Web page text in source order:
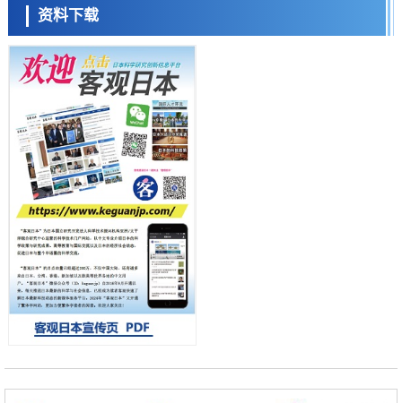
福井大学发现细胞记忆过往并抑制反应的机制，阐明即便DNA相同反应
迥异之谜
科学研究
神户大学确认口服癌症疫苗B440单药给药的安全性，在转移性尿路上皮
癌患者中开展临床试验
政策
日本发布《令和8年版科学技术与创新白皮书》，解读第七期基本计划
首年度政策方向
科学研究
东京大学发现可诱导细胞死亡的新型信使物质
科学研究
东京都健康长寿医疗中心跨器官揭示衰老过程中的糖链变化
科学研究
产总研无需石油利用松脂制备石墨前驱体，可作为电池电极材料
政策
日本内阁会议通过《2026年综合创新战略》，将统筹推进科学研究与成
果转化
科学研究
日本科学未来馆 科学交
流员
小岩井忠道 泷川 进
资料下载